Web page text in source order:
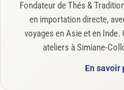
Fondateur de Thés &
en importation directe,
voyages en Asie et en
ateliers à Simiane-
En